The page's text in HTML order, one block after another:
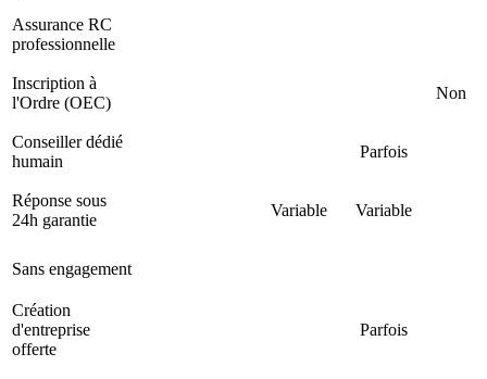
Assurance RC
professionnelle
Inscription à
l'Ordre (OEC)
Non
Conseiller dédié
humain
Parfois
Réponse sous
24h garantie
Variable Variable
Sans engagement
Création
d'entreprise
offerte
Parfois